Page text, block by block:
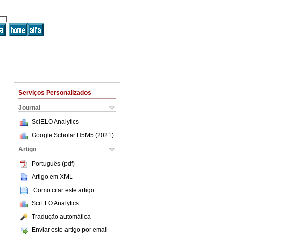
Serviços Personalizados
Journal
SciELO Analytics
Google Scholar H5M5 (2021 )
Artigo
Português (pdf)
Artigo em XML
Como citar este artigo
SciELO Analytics
Tradução automática
Enviar este artigo por email